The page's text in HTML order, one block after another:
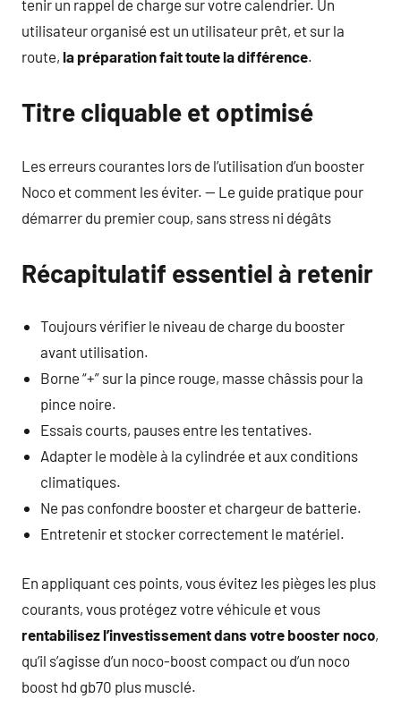
tenir un rappel de charge sur votre calendrier. Un
utilisateur organisé est un utilisateur prêt, et sur la
route, la préparation fait toute la différence.
Titre cliquable et optimisé
Les erreurs courantes lors de l’utilisation d’un booster
Noco et comment les éviter. — Le guide pratique pour
démarrer du premier coup, sans stress ni dégâts
Récapitulatif essentiel à retenir
Toujours vérifier le niveau de charge du booster
avant utilisation.
Borne “+” sur la pince rouge, masse châssis pour la
pince noire.
Essais courts, pauses entre les tentatives.
Adapter le modèle à la cylindrée et aux conditions
climatiques.
Ne pas confondre booster et chargeur de batterie.
Entretenir et stocker correctement le matériel.
En appliquant ces points, vous évitez les pièges les plus
courants, vous protégez votre véhicule et vous
rentabilisez l’investissement dans votre booster noco,
qu’il s’agisse d’un noco-boost compact ou d’un noco
boost hd gb70 plus musclé.